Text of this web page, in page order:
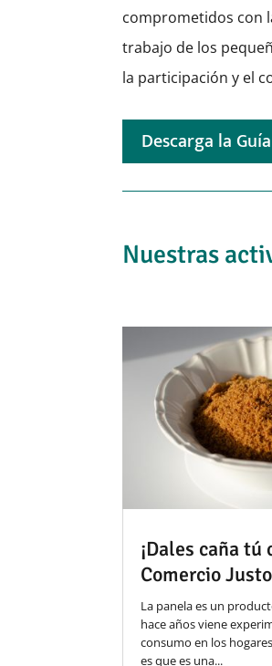
comprometidos con
trabajo de los
la participación y el
Descarga la
Nuestras
¡Dales caña tú
Comercio
La panela es un
hace años viene
consumo en los
es que es una...